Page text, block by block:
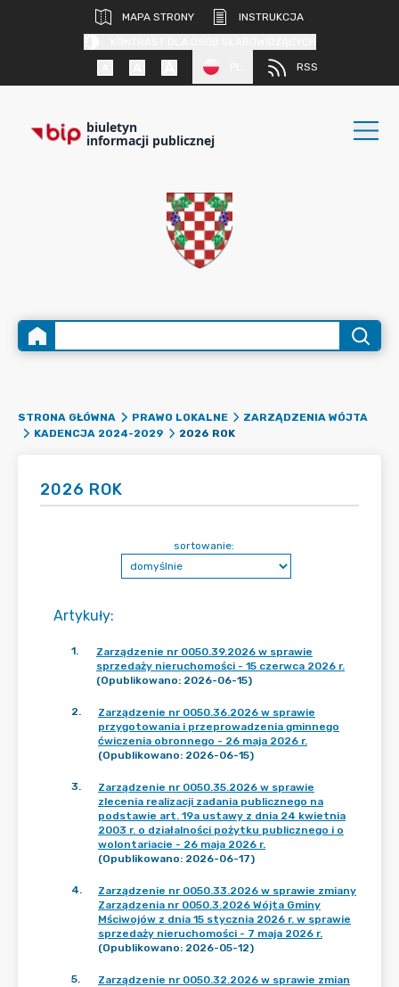
MAPA STRONY
INSTRUKCJA
RSS
biuletyn
informacji publicznej
STRONA GŁÓWNA PRAWO LOKALNE
ZARZĄDZENIA WÓJTA
KADENCJA 2024-2029
2026 ROK
2026 ROK
Artykuły:
sortowanie:
1.
Zarządzenie nr 0050.39.2026 w sprawie
sprzedaży nieruchomości - 15 czerwca 2026 r.
(Opublikowano: 2026-06-15)
2.
Zarządzenie nr 0050.36.2026 w sprawie
przygotowania i przeprowadzenia gminnego
ćwiczenia obronnego - 26 maja 2026 r.
(Opublikowano: 2026-06-15)
3.
Zarządzenie nr 0050.35.2026 w sprawie
zlecenia realizacji zadania publicznego na
podstawie art. 19a ustawy z dnia 24 kwietnia
2003 r. o działalności pożytku publicznego i o
wolontariacie - 26 maja 2026 r.
(Opublikowano: 2026-06-17)
4.
Zarządzenie nr 0050.33.2026 w sprawie zmiany
Zarządzenia nr 0050.3.2026 Wójta Gminy
Mściwojów z dnia 15 stycznia 2026 r. w sprawie
sprzedaży nieruchomości - 7 maja 2026 r.
(Opublikowano: 2026-05-12)
5.
Zarządzenie nr 0050.32.2026 w sprawie zmian